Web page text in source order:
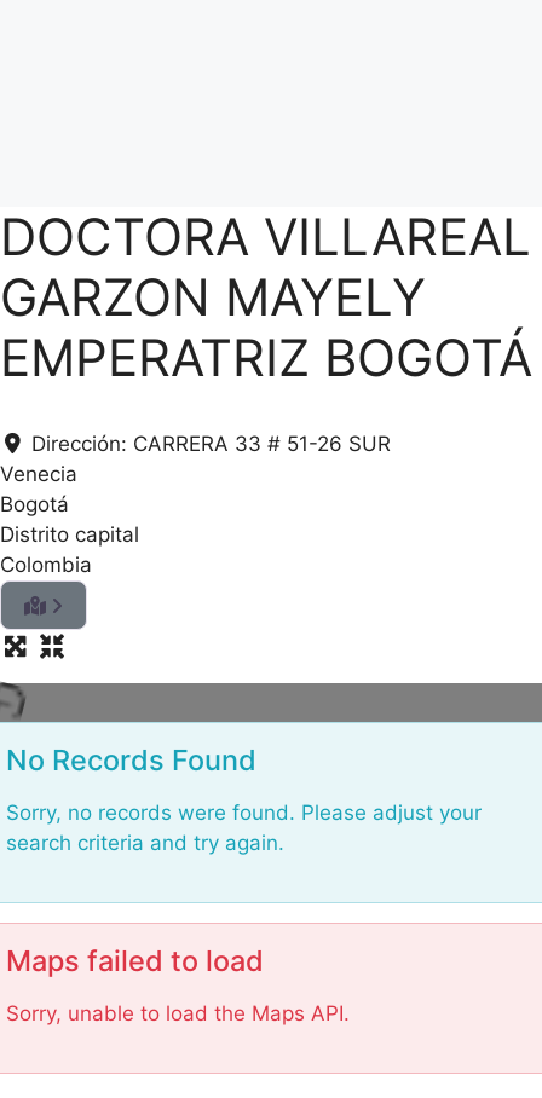
DOCTORA VILLAREAL
GARZON MAYELY
EMPERATRIZ BOGOTÁ
Dirección: CARRERA 33 # 51-26 SUR
Venecia
Bogotá
Distrito capital
Colombia
a
d
i
n
g
.
.
.
No Records Found
Sorry, no records were found. Please adjust your
search criteria and try again.
Maps failed to load
Sorry, unable to load the Maps API.